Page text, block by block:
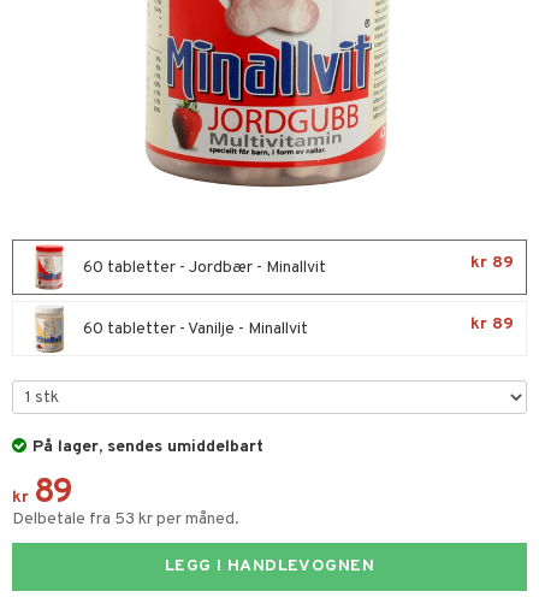
60 tabletter - Jordbær - Minallvit kr 89
60 tabletter - Vanilje - Minallvit kr 89
På lager, sendes umiddelbart
kr 89
Delbetale fra 53 kr per måned.
LEGG I HANDLEVOGNEN
& lindrende
& hals
negler